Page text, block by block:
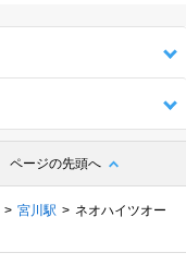
ページの先頭へ
宮川駅
ネオハイツオー